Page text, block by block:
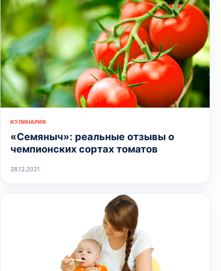
КУЛИНАРИЯ
«Семяныч»: реальные отзывы о
чемпионских сортах томатов
28.12.2021